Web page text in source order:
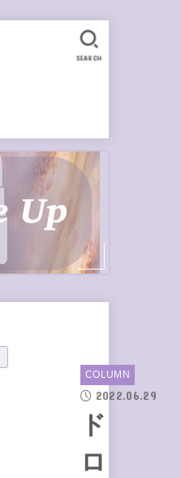
SEARCH
COLUMN
2022.06.29
ド
ロ